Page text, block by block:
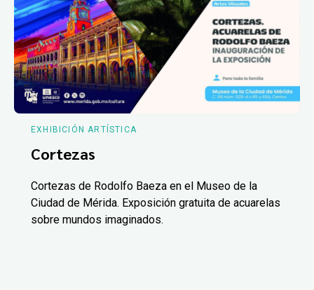
EXHIBICIÓN ARTÍSTICA
Cortezas
Cortezas de Rodolfo Baeza en el Museo de la
Ciudad de Mérida. Exposición gratuita de acuarelas
sobre mundos imaginados.